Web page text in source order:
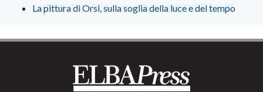
La pittura di Orsi, sulla soglia della luce e del tempo